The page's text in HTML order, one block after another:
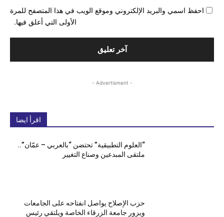
احفظ اسمي والبريد الإلكتروني وموقع الويب في هذا المتصفح للمرة
الأولى التي أعلق فيها.
- Advertisment -
اقرأ ايضا
“العلوم التطبيقية” تحتضن “بالعربي – عمّان”..
ملتقى المبدعين وصناع التغيير
حزب الإصلاح يواصل انفتاحه على الجامعات
ويزور جامعة الزرقاء الخاصة ويلتقي رئيس